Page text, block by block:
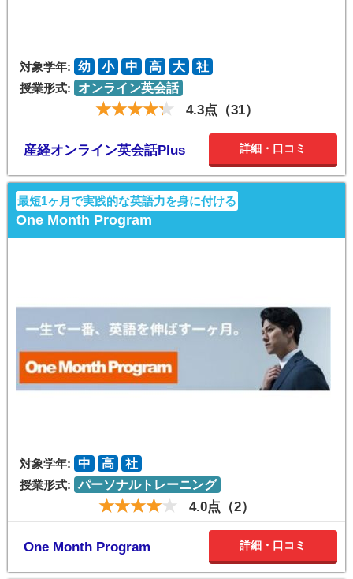
対象学年: 幼 小 中 高 大
社
授業形式:
オンライン英会話
4.3点（31）
産経オンライン英会話Plus 詳細・口コミ
最短1ヶ月で実践的な英語力を身に付ける
One Month Program
対象学年: 中 高
社
授業形式: パーソナルトレーニング
4.0点（2）
One Month Program 詳細・口コミ